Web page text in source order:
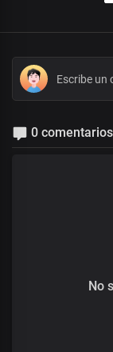
0 comentarios
No